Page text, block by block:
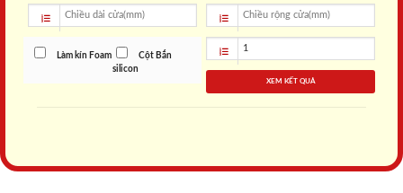
Làm kín Foam
Cột Bắn
silicon
XEM KẾT QUẢ